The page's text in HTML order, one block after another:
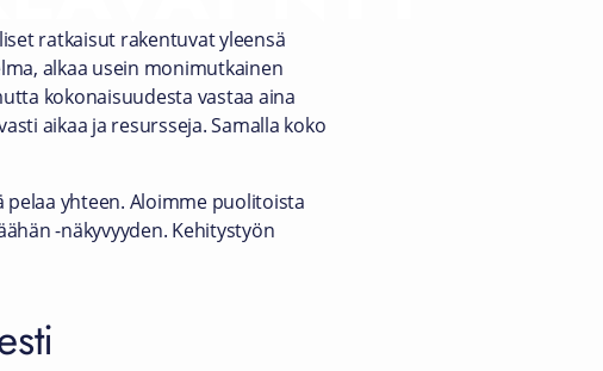
ratkaisut rakentuvat yleensä
alkaa usein monimutkainen
kokonaisuudesta vastaa aina
aikaa ja resursseja. Samalla koko
yhteen. Aloimme puolitoista
-näkyvyyden. Kehitystyön